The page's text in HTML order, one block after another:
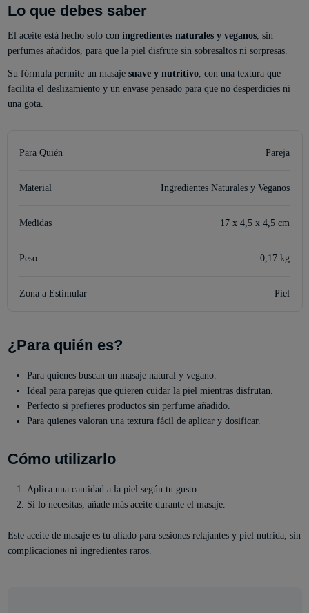
Lo que debes saber
El aceite está hecho solo con ingredientes naturales y veganos, sin
perfumes añadidos, para que la piel disfrute sin sobresaltos ni sorpresas.
Su fórmula permite un masaje suave y nutritivo, con una textura que
facilita el deslizamiento y un envase pensado para que no desperdicies ni
una gota.
Para Quién Pareja
Material Ingredientes Naturales y Veganos
Medidas 17 x 4,5 x 4,5 cm
Peso 0,17 kg
Zona a Estimular Piel
¿Para quién es?
Para quienes buscan un masaje natural y vegano.
Ideal para parejas que quieren cuidar la piel mientras disfrutan.
Perfecto si prefieres productos sin perfume añadido.
Para quienes valoran una textura fácil de aplicar y dosificar.
Cómo utilizarlo
Aplica una cantidad a la piel según tu gusto.
Si lo necesitas, añade más aceite durante el masaje.
Este aceite de masaje es tu aliado para sesiones relajantes y piel nutrida, sin
complicaciones ni ingredientes raros.